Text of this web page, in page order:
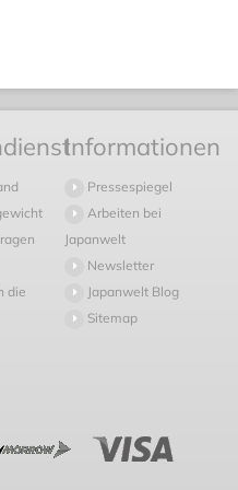
die
Informationen
Pressespiegel
Arbeiten bei
Japanwelt
Newsletter
Japanwelt Blog
Sitemap